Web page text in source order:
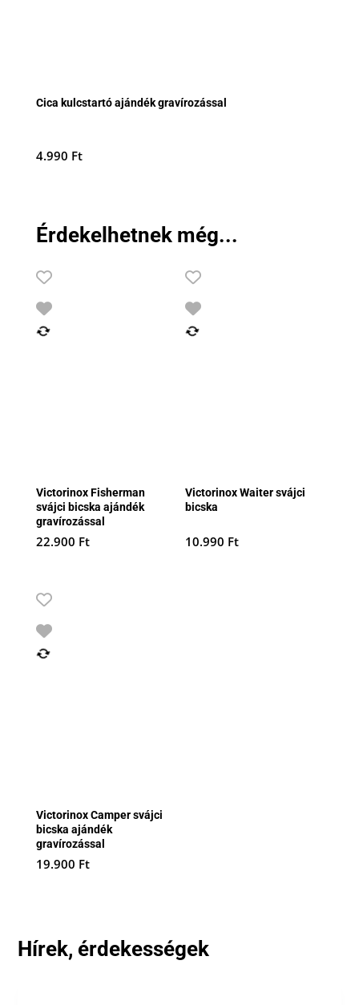
Cica kulcstartó ajándék gravírozással
4.990 Ft
Érdekelhetnek még...
Victorinox Fisherman
svájci bicska ajándék
gravírozással
22.900 Ft
Victorinox Waiter svájci
bicska
10.990 Ft
Victorinox Camper svájci
bicska ajándék
gravírozással
19.900 Ft
Hírek, érdekességek